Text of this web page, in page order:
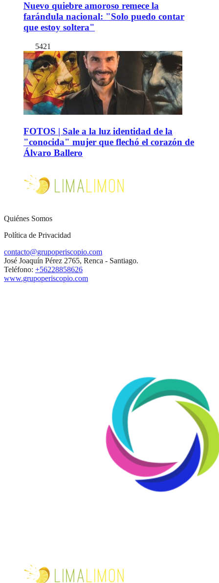
Nuevo quiebre amoroso remece la
farándula nacional: "Solo puedo contar
que estoy soltera"
5421
FOTOS | Sale a la luz identidad de la
"conocida" mujer que flechó el corazón de
Álvaro Ballero
Quiénes Somos
Política de Privacidad
contacto@grupoperiscopio.com
José Joaquín Pérez 2765, Renca - Santiago.
Teléfono: +56228858626
www.grupoperiscopio.com